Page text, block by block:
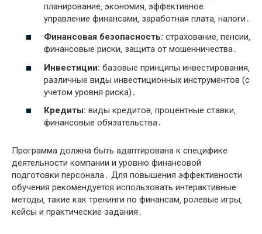
планирование‚ экономия‚ эффективное
управление финансами‚ заработная плата‚ налоги․
Финансовая безопасность: страхование‚ пенсии‚
финансовые риски‚ защита от мошенничества․
Инвестиции: базовые принципы инвестирования‚
различные виды инвестиционных инструментов (с
учетом уровня риска)․
Кредиты: виды кредитов‚ процентные ставки‚
финансовые обязательства․
Программа должна быть адаптирована к специфике
деятельности компании и уровню финансовой
подготовки персонала․ Для повышения эффективности
обучения рекомендуется использовать интерактивные
методы‚ такие как тренинги по финансам‚ ролевые игры‚
кейсы и практические задания․